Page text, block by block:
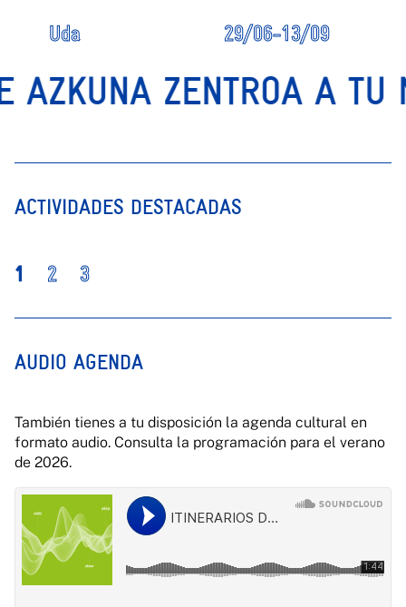
Uda 29/06-13/09
ZENTROA A TU
ACTIVIDADES DESTACADAS
1 2 3
AUDIO AGENDA
También tienes a tu disposición la agenda cultural en
formato audio. Consulta la programación para el verano
de 2026.